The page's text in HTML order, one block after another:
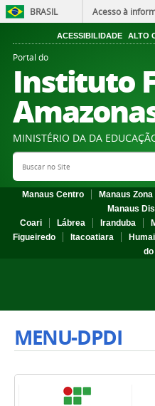
BRASIL Acesso à
ACESSIBILIDADE ALTO
Portal do
Instituto
MINISTÉRIO DA DA
Search Site
Manaus Centro Manaus
Manaus
Coari
Lábrea Iranduba
Figueiredo
Itacoatiara
MENU-DPDI